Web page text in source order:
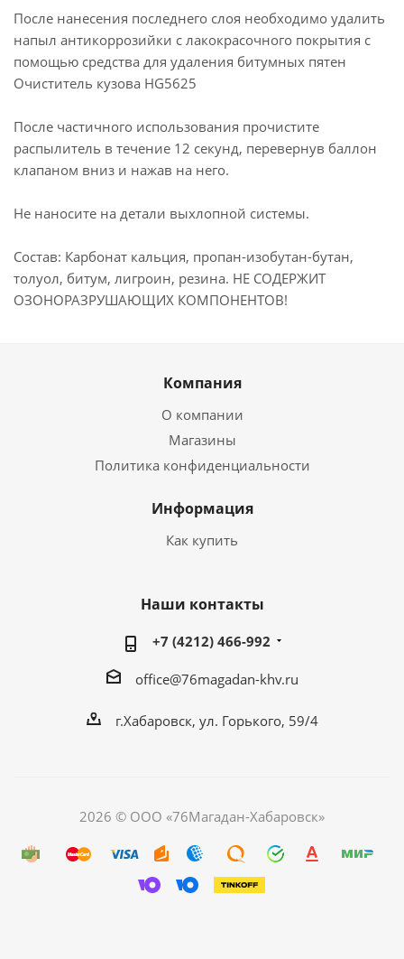
После нанесения последнего слоя необходимо удалить
напыл антикоррозийки с лакокрасочного покрытия с
помощью средства для удаления битумных пятен
Очиститель кузова HG5625
После частичного использования прочистите
распылитель в течение 12 секунд, перевернув баллон
клапаном вниз и нажав на него.
Не наносите на детали выхлопной системы.
Состав: Карбонат кальция, пропан-изобутан-бутан,
толуол, битум, лигроин, резина. НЕ СОДЕРЖИТ
ОЗОНОРАЗРУШАЮЩИХ КОМПОНЕНТОВ!
Компания
О компании
Магазины
Политика конфиденциальности
Информация
Как купить
Наши контакты
+7 (4212) 466-992
office@76magadan-khv.ru
г.Хабаровск, ул. Горького, 59/4
2026 © ООО «76Магадан-Хабаровск»